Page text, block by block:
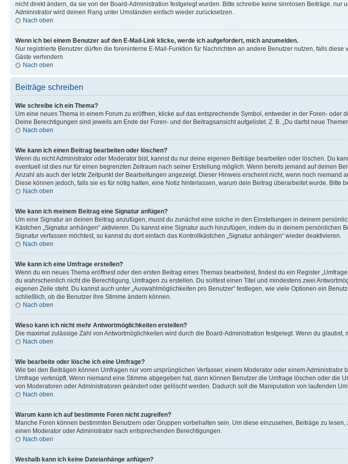
nicht direkt ändern, da sie von der Board-Administration festgelegt wurden. Bitte schreibe keine sinnlosen Beiträge,
Administrator wird deinen Rang unter Umständen einfach wieder zurücksetzen.
Nach oben
Wenn ich bei einem Benutzer auf den E-Mail-Link klicke, werde ich aufgefordert, mich anzumelden.
Nur registrierte Benutzer dürfen die foreninterne E-Mail-Funktion für Nachrichten an andere Benutzer nutzen, falls
Gäste verhindern.
Nach oben
Beiträge schreiben
Wie schreibe ich ein Thema?
Um eine neues Thema in einem Forum zu eröffnen, klicke auf das entsprechende Symbol, entweder in der Foren-
Deine Berechtigungen sind jeweils am Ende der Foren- und der Beitragsansicht aufgelistet. Z. B. „Du darfst neue
Nach oben
Wie kann ich einen Beitrag bearbeiten oder löschen?
Wenn du nicht Administrator oder Moderator bist, kannst du nur deine eigenen Beiträge bearbeiten oder löschen. Du
eventuell ist dies nur für einen begrenzten Zeitraum nach seiner Erstellung möglich. Wenn bereits jemand auf deinen
Anzahl als auch der letzte Zeitpunkt der Bearbeitungen angezeigt. Dieser Hinweis erscheint nicht, wenn noch
Diese können jedoch, falls sie es für nötig halten, eine Notiz hinterlassen, warum dein Beitrag überarbeitet wurde.
Nach oben
Wie kann ich meinem Beitrag eine Signatur anfügen?
Um eine Signatur an deinen Beitrag anzufügen, musst du zunächst eine solche in den Einstellungen in deinem
Kästchen „Signatur anhängen“ aktivieren. Du kannst eine Signatur auch hinzufügen, indem du in deinem
Signatur verfassen möchtest, so kannst du dort einfach das Kontrollkästchen „Signatur anhängen“ wieder deaktivieren.
Nach oben
Wie kann ich eine Umfrage erstellen?
Wenn du ein neues Thema eröffnest oder den ersten Beitrag eines Themas bearbeitest, findest du ein Register
du wahrscheinlich nicht die Berechtigung, Umfragen zu erstellen. Du solltest einen Titel und mindestens zwei
eigenen Zeile steht. Du kannst auch unter „Auswahlmöglichkeiten pro Benutzer“ festlegen, wie viele Optionen ein
schließlich, ob die Benutzer ihre Stimme ändern können.
Nach oben
Wieso kann ich nicht mehr Antwortmöglichkeiten erstellen?
Die maximal zulässige Zahl von Antwortmöglichkeiten wird durch die Board-Administration festgelegt. Wenn du
Nach oben
Wie bearbeite oder lösche ich eine Umfrage?
Wie bei den Beiträgen können Umfragen nur vom ursprünglichen Verfasser, einem Moderator oder einem
Umfrage verknüpft. Wenn niemand eine Stimme abgegeben hat, dann können Benutzer die Umfrage löschen oder
von Moderatoren oder Administratoren geändert oder gelöscht werden. Dadurch soll die Manipulation von laufenden
Nach oben
Warum kann ich auf bestimmte Foren nicht zugreifen?
Manche Foren können bestimmten Benutzern oder Gruppen vorbehalten sein. Um diese einzusehen, Beiträge zu
einen Moderator oder Administrator nach entsprechenden Berechtigungen.
Nach oben
Weshalb kann ich keine Dateianhänge anfügen?